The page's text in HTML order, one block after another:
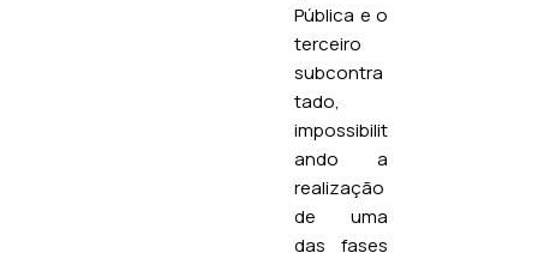
Pública e o
terceiro
subcontra
tado,
impossibilit
ando a
realização
de uma
das fases